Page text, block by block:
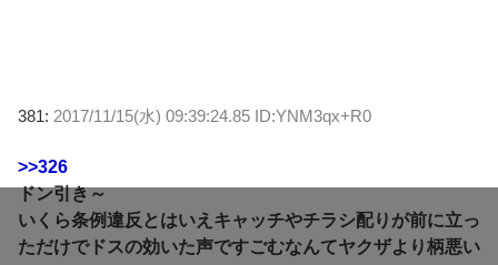
381: 2017/11/15(水) 09:39:24.85 ID:YNM3qx+R0
>>326
ドン引き～
いくら条例違反とはいえキャッチやチラシ配りが前に立っ
ただけでドスの効いた声ですごむなんてヤクザより柄悪い